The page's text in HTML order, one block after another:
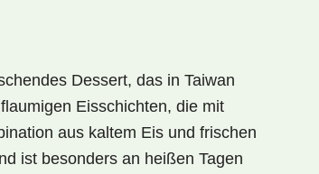
Dessert, das in Taiwan
Eisschichten, die mit
aus kaltem Eis und frischen
ist besonders an heißen Tagen